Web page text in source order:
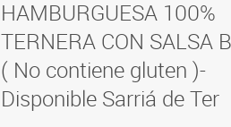
HAMBURGUESA 100%
TERNERA CON SALSA
( No contiene gluten )-
Disponible Sarriá de Ter